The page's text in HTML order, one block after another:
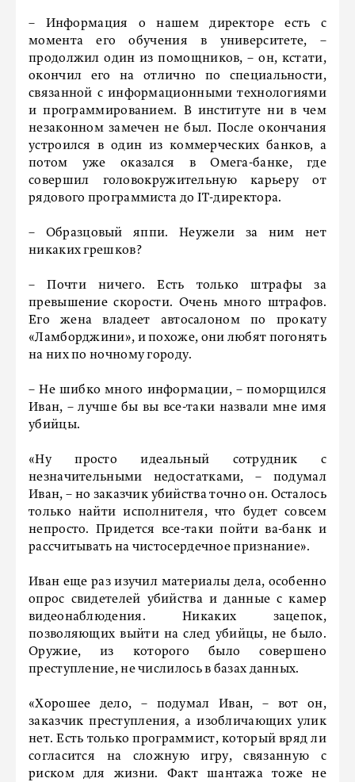
– Информация о нашем директоре есть с
момента его обучения в университете, –
продолжил один из помощников, – он, кстати,
окончил его на отлично по специальности,
связанной с информационными технологиями
и программированием. В институте ни в чем
незаконном замечен не был. После окончания
устроился в один из коммерческих банков, а
потом уже оказался в Омега-банке, где
совершил головокружительную карьеру от
рядового программиста до IT-директора.
– Образцовый яппи. Неужели за ним нет
никаких грешков?
– Почти ничего. Есть только штрафы за
превышение скорости. Очень много штрафов.
Его жена владеет автосалоном по прокату
«Ламборджини», и похоже, они любят погонять
на них по ночному городу.
– Не шибко много информации, – поморщился
Иван, – лучше бы вы все-таки назвали мне имя
убийцы.
«Ну просто идеальный сотрудник с
незначительными недостатками, – подумал
Иван, – но заказчик убийства точно он. Осталось
только найти исполнителя, что будет совсем
непросто. Придется все-таки пойти ва-банк и
рассчитывать на чистосердечное признание».
Иван еще раз изучил материалы дела, особенно
опрос свидетелей убийства и данные с камер
видеонаблюдения. Никаких зацепок,
позволяющих выйти на след убийцы, не было.
Оружие, из которого было совершено
преступление, не числилось в базах данных.
«Хорошее дело, – подумал Иван, – вот он,
заказчик преступления, а изобличающих улик
нет. Есть только программист, который вряд ли
согласится на сложную игру, связанную с
риском для жизни. Факт шантажа тоже не